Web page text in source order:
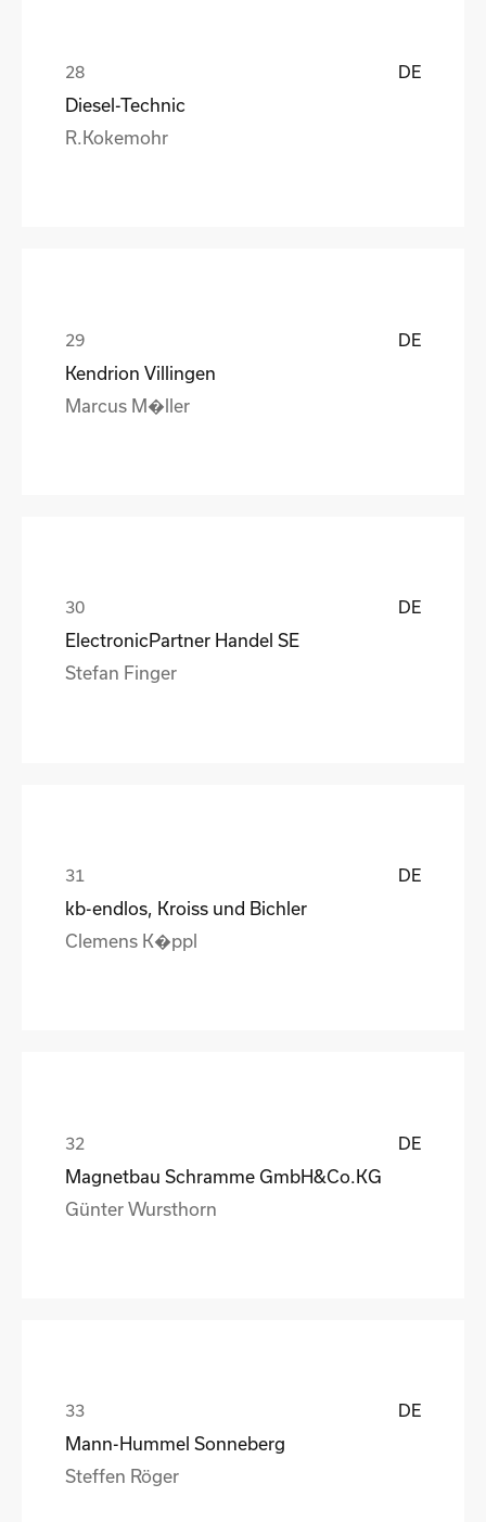
DE
Diesel-Technic
R.Kokemohr
DE
Kendrion Villingen
Marcus M�ller
DE
ElectronicPartner Handel SE
Stefan Finger
DE
kb-endlos, Kroiss und Bichler
Clemens K�ppl
DE
Magnetbau Schramme GmbH&Co.KG
Günter Wursthorn
DE
Mann-Hummel Sonneberg
Steffen Röger